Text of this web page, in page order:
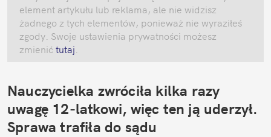
element artykułu lub reklama, ale nie widzisz
żadnego z tych elementów, ponieważ nie wyraziłeś
zgody. Swoje ustawienia prywatności możesz
zmienić tutaj.
Nauczycielka zwróciła kilka razy
uwagę 12-latkowi, więc ten ją uderzył.
Sprawa trafiła do sądu